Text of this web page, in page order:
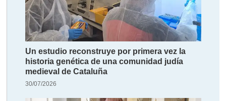
Un estudio reconstruye por primera vez la
historia genética de una comunidad judía
medieval de Cataluña
30/07/2026